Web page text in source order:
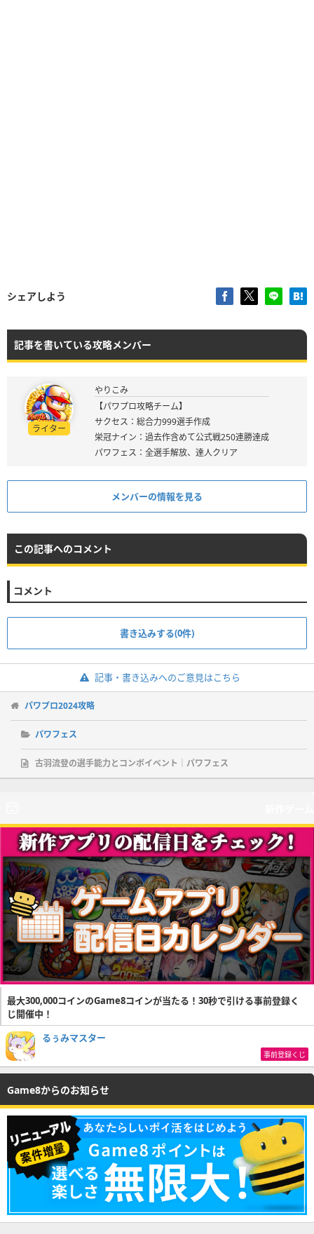
シェアしよう
記事を書いている攻略メンバー
ライター
やりこみ
【パワプロ攻略チーム】
サクセス：総合力999選手作成
栄冠ナイン：過去作含めて公式戦250連勝達成
パワフェス：全選手解放、達人クリア
メンバーの情報を見る
この記事へのコメント
コメント
書き込みする(0件)
記事・書き込みへのご意見はこちら
パワプロ2024攻略
パワフェス
古羽流登の選手能力とコンボイベント｜パワフェス
最大300,000コインのGame8コインが当たる！30秒で引ける事前登録く
じ開催中！
るぅみマスター
事前登録くじ
Game8からのお知らせ